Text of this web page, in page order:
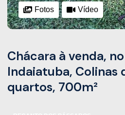
Fotos Vídeo
Chácara à venda, no
Indaiatuba, Colinas
quartos, 700m²